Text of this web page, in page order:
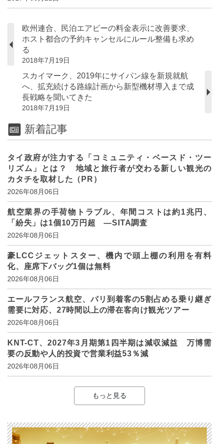
欧州連合、民泊エアビーの料金表示に改善要求、
ホスト都合の予約キャンセルにルール整備も求め
る
2018年7月19日
スカイマーク、2019年にサイパン線を新規就航
へ、拡充続ける路線計画から新型機材導入まで成
長戦略を聞いてきた
2018年7月19日
新着記事
タイ政府が注力する「コミュニティ・ベースド・ツー
リズム」とは？ 地域と旅行者が交わる新しい観光の
カタチを取材した（PR）
2026年08月06日
航空業界の手荷物トラブル、年間コストは約1兆円、
「紛失」は1個10万円超 ―SITA調査
2026年08月06日
豪LCCジェットスター、機内で頭上棚の利用を有料
化、座席下バッグ1個は無料
2026年08月06日
エールフランス航空、パリ到着客の5割占める乗り継ぎ
需要に対応、27時間以上の滞在客向け観光ツアー
2026年08月06日
KNT-CT、2027年3月期第1四半期は減収減益 万博需
要の反動や人的投資で営業利益53％減
2026年08月06日
もっと見る